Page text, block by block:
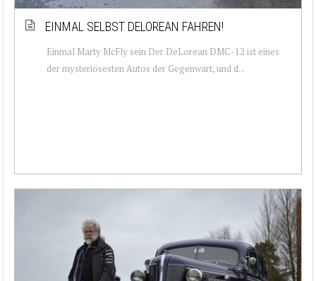
EINMAL SELBST DELOREAN FAHREN!
Einmal Marty McFly sein Der DeLorean DMC-12 ist eines
der mysteriösesten Autos der Gegenwart, und d...